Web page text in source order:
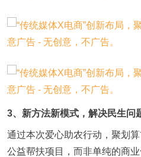
3、新方法新模式，解决民生问
通过本次爱心助农行动，聚划
公益帮扶项目，而非单纯的商